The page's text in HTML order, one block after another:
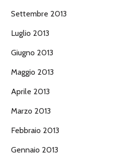
Settembre 2013
Luglio 2013
Giugno 2013
Maggio 2013
Aprile 2013
Marzo 2013
Febbraio 2013
Gennaio 2013